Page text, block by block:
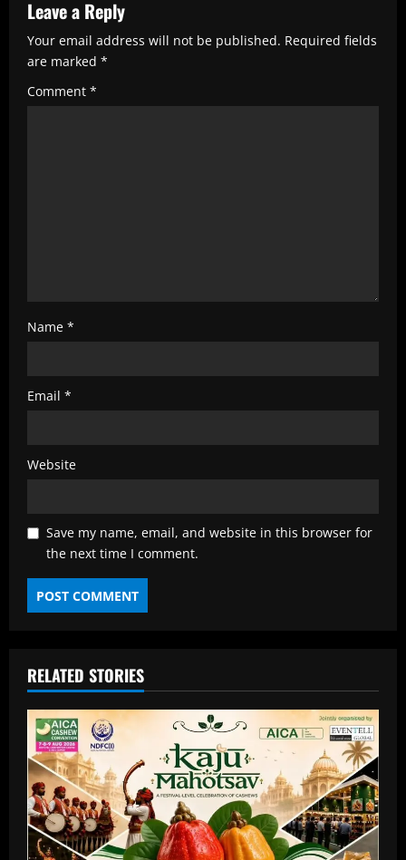
e
R
e
a
Leave a Reply
Your email address will not be published. Required fields
are marked *
Comment *
Name *
Email *
Website
Save my name, email, and website in this browser for
the next time I comment.
RELATED STORIES